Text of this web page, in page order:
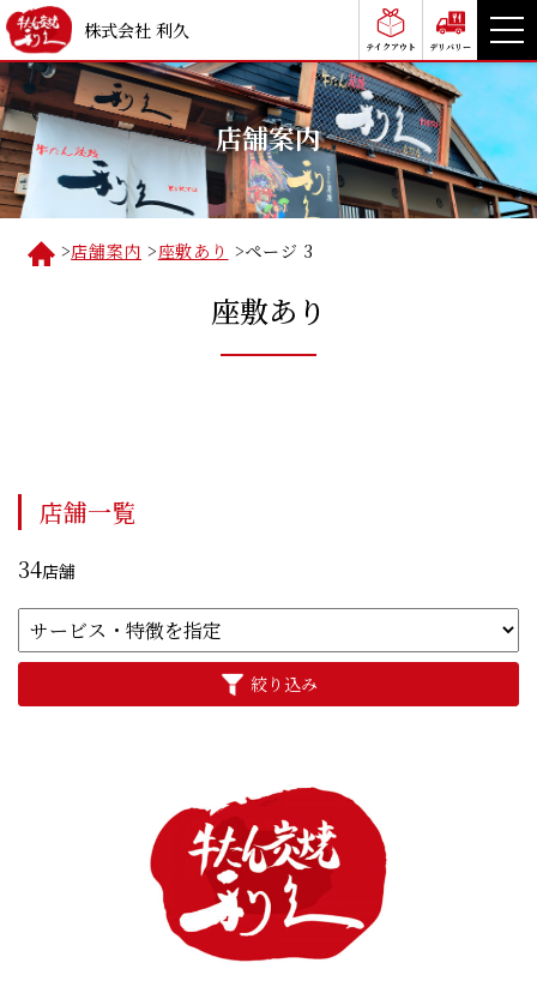
株式会社 利久
テイクアウト デリバリー
店舗案内
>店舗案内 >座敷あり >ページ 3
座敷あり
店舗一覧
34店舗
絞り込み